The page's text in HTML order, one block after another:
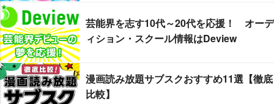
芸能界を志す10代～20代を応援！ オーデ
ィション・スクール情報はDeview
漫画読み放題サブスクおすすめ11選【徹底
比較】